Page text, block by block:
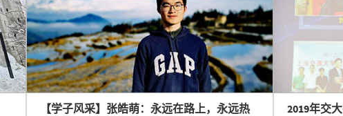
【学子风采】张皓萌：永远在路上，永远热
2019年交